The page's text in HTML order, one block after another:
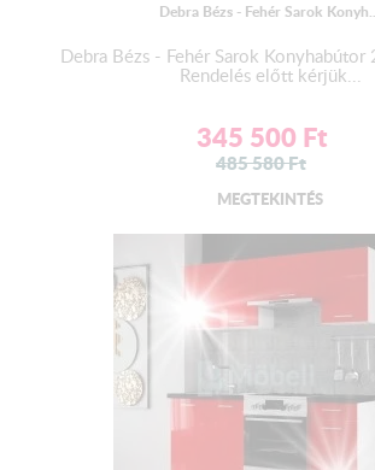
A munkalap színének a változtatási jogát a
Részletes leírás a Hasznos Információ fül
Debra Bézs - Fehér Sarok
Debra Bézs - Fehér Sarok
Rendelés előtt kérjük...
345 500 Ft
485 580Ft
MEGTEKINTÉS